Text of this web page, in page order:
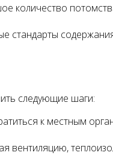
стандарты
следующие шаги:
к местным
вентиляцию,